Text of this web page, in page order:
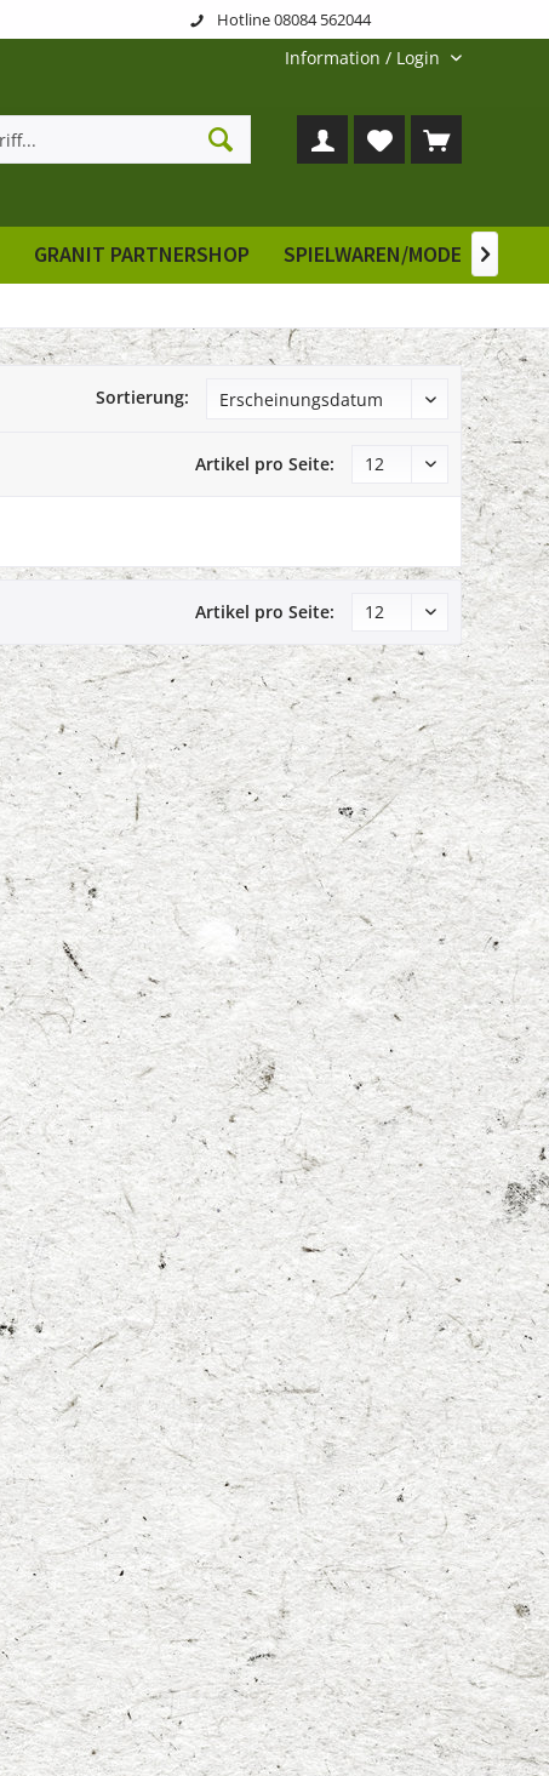
Hotline 08084 562044
Information / Login
GRANIT PARTNERSHOP SPIELWAREN/MODELLE

Sortierung:
Artikel pro Seite:
Artikel pro Seite: